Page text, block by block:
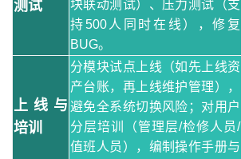
测试
块联动测试）、压力测试（支
持500人同时在线），修复
BUG。
上线与
培训
分模块试点上线（如先上线资
产台账，再上线维护管理），
避免全系统切换风险；对用户
分层培训（管理层/检修人员/
值班人员），编制操作手册与